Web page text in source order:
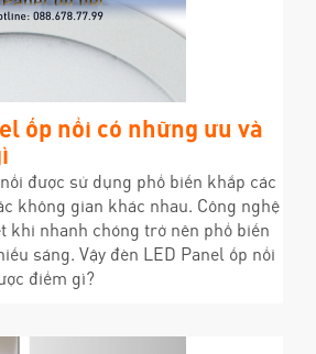
ốp nổi có những ưu và
được sử dụng phổ biến khắp các
không gian khác nhau. Công nghệ
khi nhanh chóng trở nên phổ biến
sáng. Vậy đèn LED Panel ốp nổi
điểm gì?